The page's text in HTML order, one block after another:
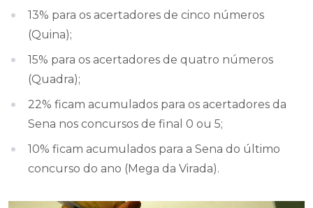
13% para os acertadores de cinco números
(Quina);
15% para os acertadores de quatro números
(Quadra);
22% ficam acumulados para os acertadores da
Sena nos concursos de final 0 ou 5;
10% ficam acumulados para a Sena do último
concurso do ano (Mega da Virada).